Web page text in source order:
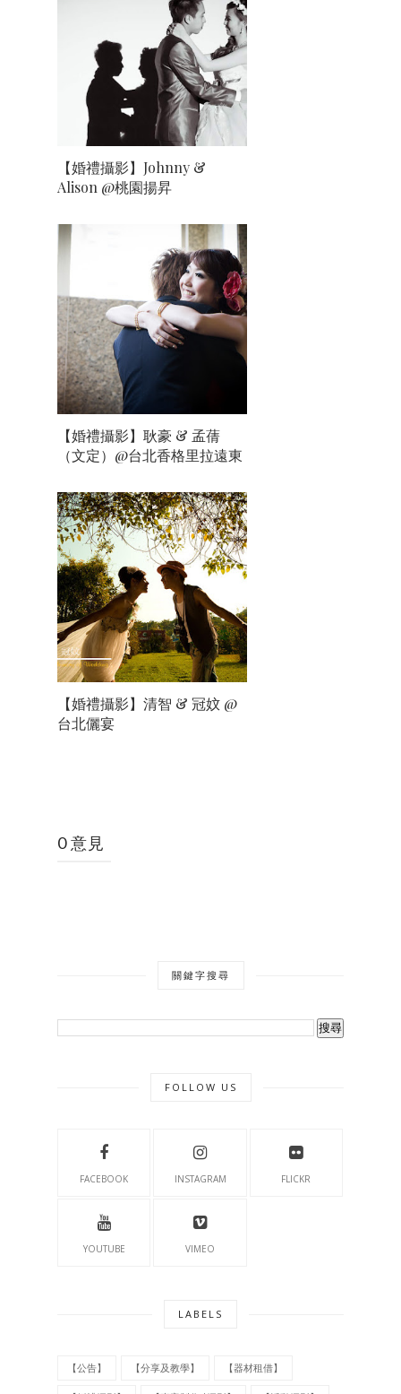
【婚禮攝影】Johnny &
Alison @桃園揚昇
【婚禮攝影】耿豪 & 孟蒨
（文定）@台北香格里拉遠東
【婚禮攝影】清智 & 冠妏 @
台北儷宴
0 意見
關鍵字搜尋
FOLLOW US
FACEBOOK INSTAGRAM FLICKR
YOUTUBE VIMEO
LABELS
【公告】 【分享及教學】 【器材租借】